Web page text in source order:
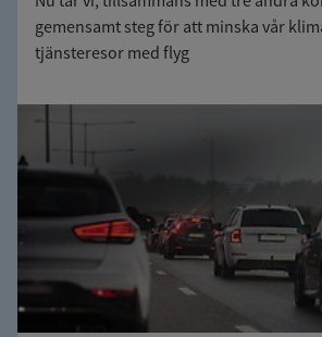
gemensamt steg för att minska vår
tjänsteresor med flyg